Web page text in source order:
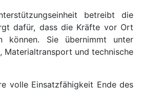
betreibt die
dafür, dass die Kräfte vor Ort
können. Sie übernimmt unter
Materialtransport und technische
volle Einsatzfähigkeit Ende des